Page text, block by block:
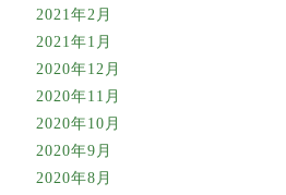
2021年2月
2021年1月
2020年12月
2020年11月
2020年10月
2020年9月
2020年8月